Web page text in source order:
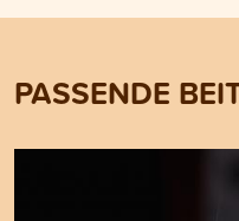
PASSENDE